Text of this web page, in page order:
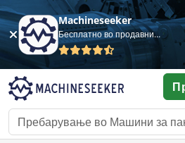
Machineseeker
Бесплатно во продавница